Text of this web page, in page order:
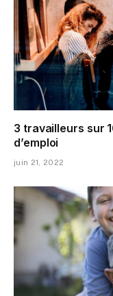
3 travailleurs sur
d’emploi
juin 21, 2022